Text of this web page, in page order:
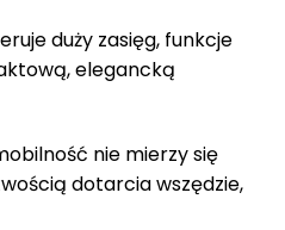
duży zasięg, funkcje
elegancką
nie mierzy się
dotarcia wszędzie,